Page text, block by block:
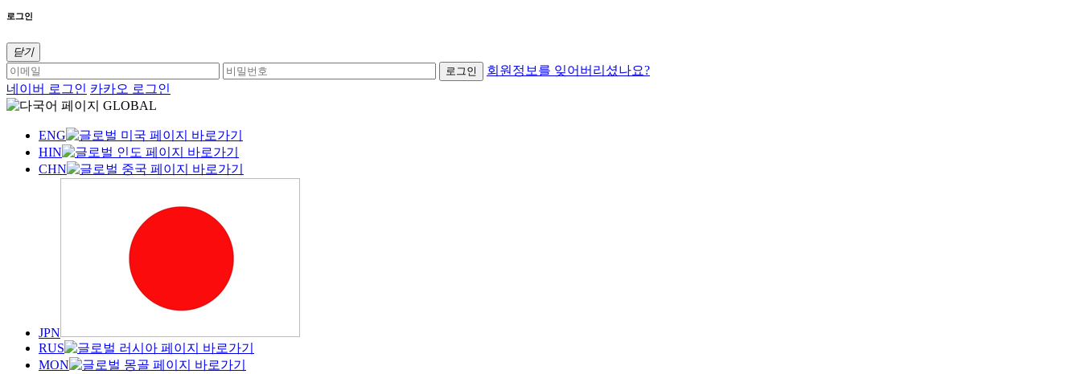
로그인
닫기
회원정보를 잊어버리셨나요?
네이버 로그인 카카오 로그인
GLOBAL
ENG
HIN
CHN
JPN
RUS
MON